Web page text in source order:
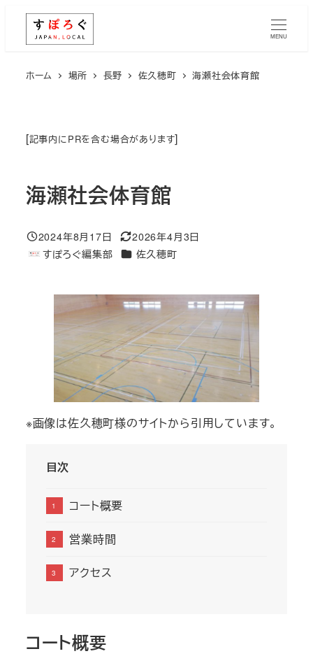
MENU
ホーム 場所 長野 佐久穂町 海瀬社会体育館
[記事内にPRを含む場合があります]
海瀬社会体育館
投稿日
2024年8月17日
更新日
2026年4月3日
著
すぽろぐ編集部 エリア佐久穂町
※画像は佐久穂町様のサイトから引用しています。
目次
コート概要
営業時間
アクセス
コート概要